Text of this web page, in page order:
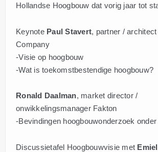
Hollandse Hoogbouw dat vorig jaar tot
Keynote Paul Stavert, partner /
Company
-Visie op hoogbouw
-Wat is toekomstbestendige hoogbouw?
Ronald Daalman, market director /
onwikkelingsmanager Fakton
-Bevindingen hoogbouwonderzoek
Discussietafel Hoogbouwvisie met